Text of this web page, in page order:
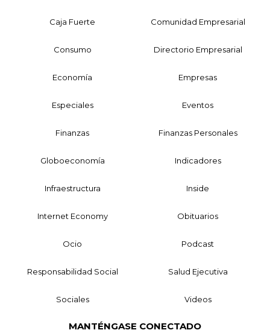
Caja Fuerte Comunidad Empresarial
Consumo Directorio Empresarial
Economía Empresas
Especiales Eventos
Finanzas Finanzas Personales
Globoeconomía Indicadores
Infraestructura Inside
Internet Economy Obituarios
Ocio Podcast
Responsabilidad Social Salud Ejecutiva
Sociales Videos
MANTÉNGASE CONECTADO